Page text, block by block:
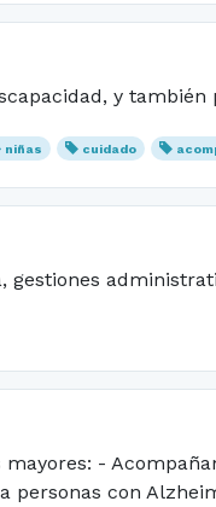
y
niñas cuidado
-
personas con